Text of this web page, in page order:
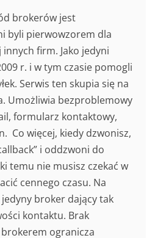
brokerów jest
byli pierwowzorem dla
firm. Jako jedyni
r. i w tym czasie pomogli
Serwis ten skupia się na
Umożliwia bezproblemowy
formularz kontaktowy,
Co więcej, kiedy dzwonisz,
i oddzwoni do
temu nie musisz czekać w
cennego czasu. Na
broker dający tak
kontaktu. Brak
ogranicza